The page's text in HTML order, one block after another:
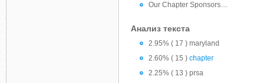
Our Chapter Sponsors…
Анализ текста
2.95% ( 17 ) maryland
2.60% ( 15 ) chapter
2.25% ( 13 ) prsa